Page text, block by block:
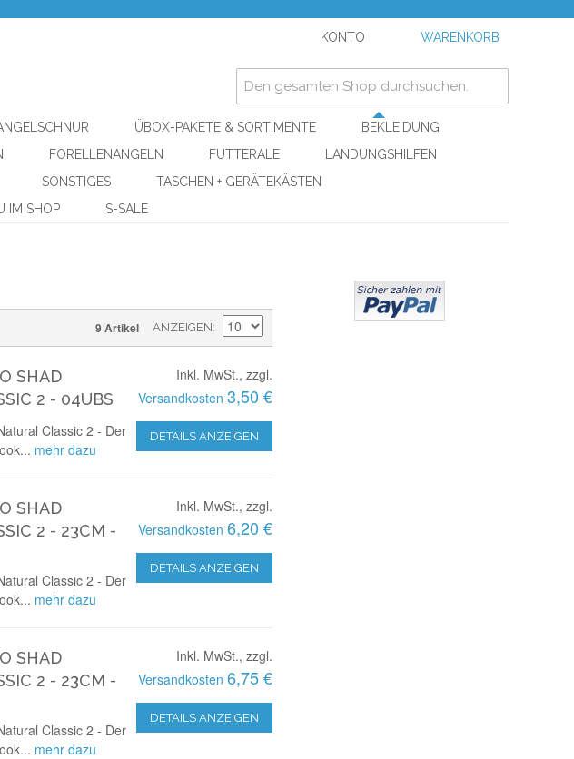
KONTO WARENKORB
ÜBOX-PAKETE & SORTIMENTE
BEKLEIDUNG
FORELLENANGELN FUTTERALE
LANDUNGSHILFEN
SONSTIGES
TASCHEN + GERÄTEKÄSTEN
IM SHOP S-SALE
9 Artikel ANZEIGEN
SHAD
2 - 04UBS
Inkl. MwSt., zzgl.
Versandkosten 3,50 €
DETAILS ANZEIGEN
Classic 2 - Der
mehr dazu
SHAD
2 - 23CM -
Inkl. MwSt., zzgl.
Versandkosten 6,20 €
DETAILS ANZEIGEN
Classic 2 - Der
mehr dazu
SHAD
2 - 23CM -
Inkl. MwSt., zzgl.
Versandkosten 6,75 €
DETAILS ANZEIGEN
Classic 2 - Der
mehr dazu